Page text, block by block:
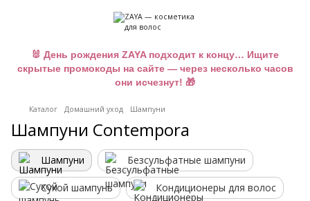
🐰 День рождения ZAYA подходит к концу… Ищите
скрытые промокоды на сайте — через несколько часов
они исчезнут! 🎁
Каталог Домашний уход Шампуни
Шампуни Contempora
Шампуни Безсульфатные шампуни
Сухой шампунь Кондиционеры для волос